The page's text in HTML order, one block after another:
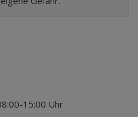
15:00 Uhr